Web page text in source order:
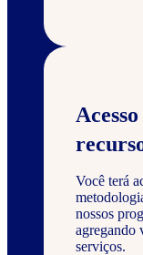
Você terá
nossos
agregando
serviços.